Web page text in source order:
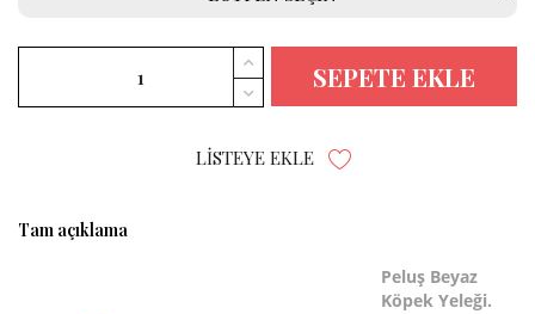
SEPETE EKLE
LISTEYE EKLE
Tam açıklama
Peluş Beyaz
Köpek Yeleği.